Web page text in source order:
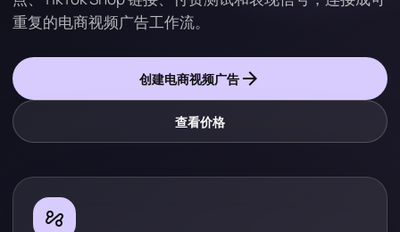
重复的电商视频广告工作流。
创建电商视频广告 arrow_forward
查看价格
automation